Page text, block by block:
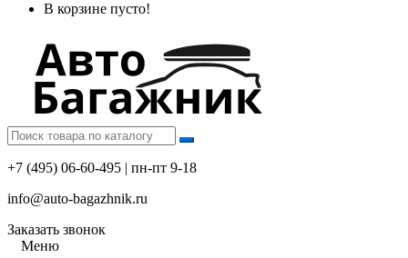
В корзине пусто!
+7 (495) 06-60-495 | пн-пт 9-18
info@auto-bagazhnik.ru
Заказать звонок
Меню